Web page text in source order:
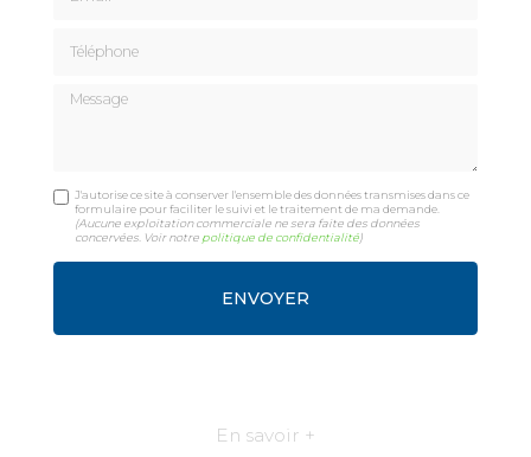
Message
J'autorise ce site à conserver l'ensemble des données transmises dans ce
formulaire pour faciliter le suivi et le traitement de ma demande.
(Aucune exploitation commerciale ne sera faite des données
concervées. Voir notre politique de confidentialité)
En savoir +